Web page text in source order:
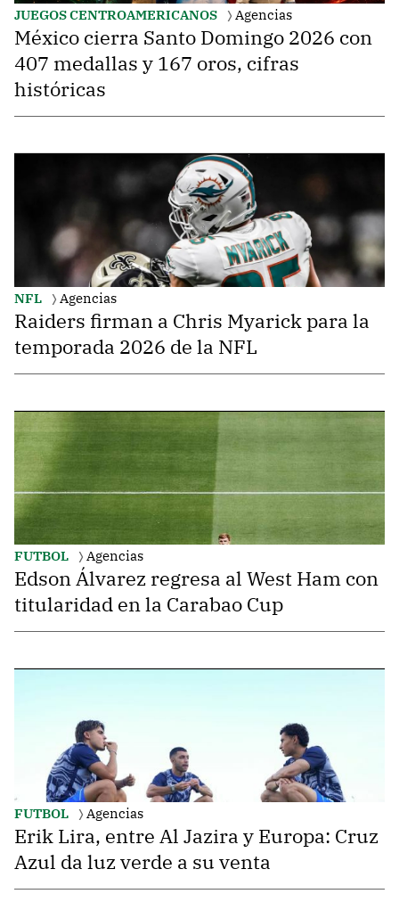
JUEGOS CENTROAMERICANOS Agencias
México cierra Santo Domingo 2026 con
407 medallas y 167 oros, cifras
históricas
NFL Agencias
Raiders firman a Chris Myarick para la
temporada 2026 de la NFL
FUTBOL Agencias
Edson Álvarez regresa al West Ham con
titularidad en la Carabao Cup
FUTBOL Agencias
Erik Lira, entre Al Jazira y Europa: Cruz
Azul da luz verde a su venta